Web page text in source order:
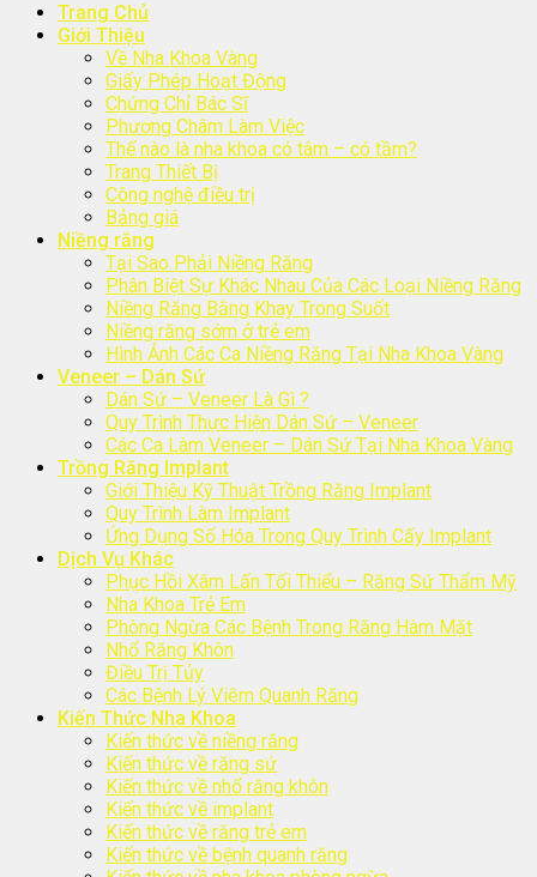
Trang Chủ
Giới Thiệu
Về Nha Khoa Vàng
Giấy Phép Hoạt Động
Chứng Chỉ Bác Sĩ
Phương Châm Làm Việc
Thế nào là nha khoa có tâm – có tầm?
Trang Thiết Bị
Công nghệ điều trị
Bảng giá
Niềng răng
Tại Sao Phải Niềng Răng
Phân Biệt Sự Khác Nhau Của Các Loại Niềng Răng
Niềng Răng Bằng Khay Trong Suốt
Niềng răng sớm ở trẻ em
Hình Ảnh Các Ca Niềng Răng Tại Nha Khoa Vàng
Veneer – Dán Sứ
Dán Sứ – Veneer Là Gì ?
Quy Trình Thực Hiện Dán Sứ – Veneer
Các Ca Làm Veneer – Dán Sứ Tại Nha Khoa Vàng
Trồng Răng Implant
Giới Thiệu Kỹ Thuật Trồng Răng Implant
Quy Trình Làm Implant
Ứng Dụng Số Hóa Trong Quy Trình Cấy Implant
Dịch Vụ Khác
Phục Hồi Xâm Lấn Tối Thiểu – Răng Sứ Thẩm Mỹ
Nha Khoa Trẻ Em
Phòng Ngừa Các Bệnh Trong Răng Hàm Mặt
Nhổ Răng Khôn
Điều Trị Tủy
Các Bệnh Lý Viêm Quanh Răng
Kiến Thức Nha Khoa
Kiến thức về niềng răng
Kiến thức về răng sứ
Kiến thức về nhổ răng khôn
Kiến thức về implant
Kiến thức về răng trẻ em
Kiến thức về bệnh quanh răng